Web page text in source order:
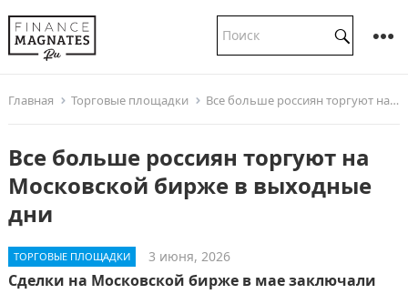
Главная Торговые площадки Все больше россиян торгуют на Московской бирже в выходные дни
Все больше россиян торгуют на
Московской бирже в выходные
дни
ТОРГОВЫЕ ПЛОЩАДКИ 3 июня, 2026
Сделки на Московской бирже в мае заключали